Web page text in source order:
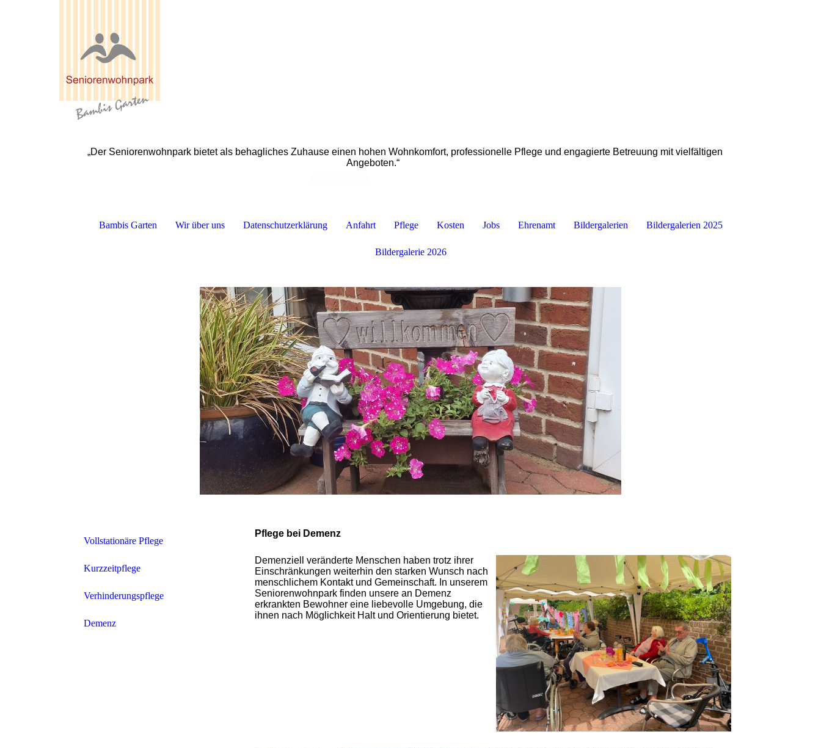
„Der Seniorenwohnpark bietet als behagliches Zuhause einen hohen Wohnkomfort, professionelle Pflege und engagierte Betreuung mit vielfältigen
Angeboten.“
Bambis Garten Wir über uns Datenschutzerklärung Anfahrt Pflege Kosten Jobs Ehrenamt Bildergalerien Bildergalerien 2025
Bildergalerie 2026
Vollstationäre Pflege
Kurzzeitpflege
Verhinderungspflege
Demenz
Pflege bei Demenz
Demenziell veränderte Menschen haben trotz ihrer
Einschränkungen weiterhin den starken Wunsch nach
menschlichem Kontakt und Gemeinschaft. In unserem
Seniorenwohnpark finden unsere an Demenz
erkrankten Bewohner eine liebevolle Umgebung, die
ihnen nach Möglichkeit Halt und Orientierung bietet.